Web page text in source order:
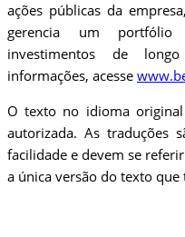
ações públicas da
gerencia um
investimentos de
informações, acesse
O texto no idioma
autorizada. As traduções
facilidade e devem se
a única versão do texto que